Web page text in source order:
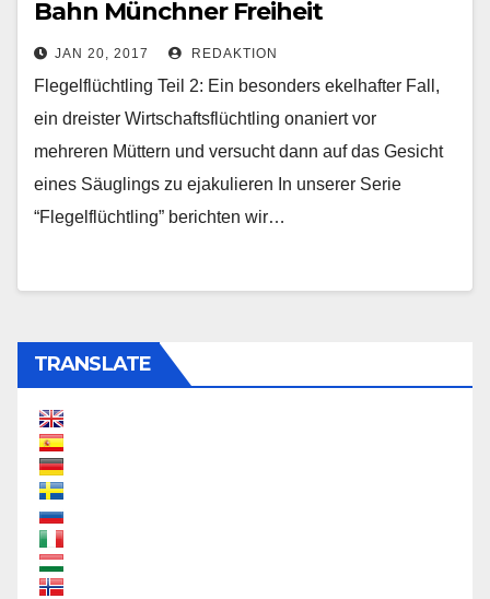
Bahn Münchner Freiheit
JAN 20, 2017 REDAKTION
Flegelflüchtling Teil 2: Ein besonders ekelhafter Fall,
ein dreister Wirtschaftsflüchtling onaniert vor
mehreren Müttern und versucht dann auf das Gesicht
eines Säuglings zu ejakulieren In unserer Serie
“Flegelflüchtling” berichten wir…
TRANSLATE